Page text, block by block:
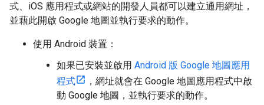
式、iOS 應用程式或網站的開發人員都可以建立通用網址，
並藉此開啟 Google 地圖並執行要求的動作。
使用 Android 裝置：
如果已安裝並啟用 Android 版 Google 地圖應用
程式
，網址就會在 Google 地圖應用程式中啟
動 Google 地圖，並執行要求的動作。